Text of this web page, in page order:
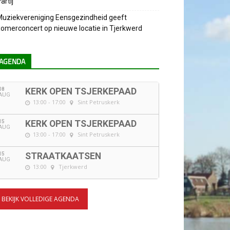
Eensgezindheid geeft
op nieuwe locatie in Tjerkwerd
KERK OPEN TSJERKEPAAD
13:00 - 17:00 Sint Petruskerk
KERK OPEN TSJERKEPAAD
13:00 - 17:00 Sint Petruskerk
STRAATKAATSEN
13:00 Tjerkwerd
BEKIJK VOLLEDIGE AGENDA